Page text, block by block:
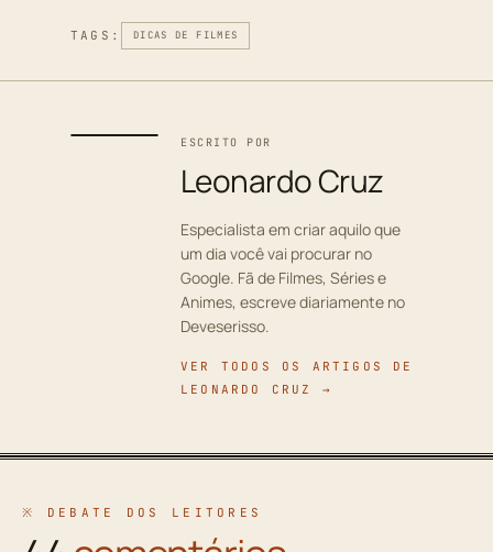
TAGS: DICAS DE FILMES
ESCRITO POR
Leonardo Cruz
Especialista em criar aquilo que
um dia você vai procurar no
Google. Fã de Filmes, Séries e
Animes, escreve diariamente no
Deveserisso.
VER TODOS OS ARTIGOS DE
LEONARDO CRUZ →
※ DEBATE DOS LEITORES